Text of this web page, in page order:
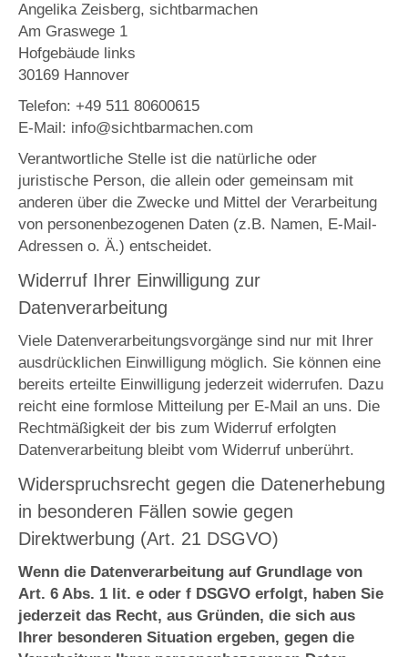
Angelika Zeisberg, sichtbarmachen
Am Graswege 1
Hofgebäude links
30169 Hannover
Telefon: +49 511 80600615
E-Mail: info@sichtbarmachen.com
Verantwortliche Stelle ist die natürliche oder
juristische Person, die allein oder gemeinsam mit
anderen über die Zwecke und Mittel der Verarbeitung
von personenbezogenen Daten (z.B. Namen, E-Mail-
Adressen o. Ä.) entscheidet.
Widerruf Ihrer Einwilligung zur
Datenverarbeitung
Viele Datenverarbeitungsvorgänge sind nur mit Ihrer
ausdrücklichen Einwilligung möglich. Sie können eine
bereits erteilte Einwilligung jederzeit widerrufen. Dazu
reicht eine formlose Mitteilung per E-Mail an uns. Die
Rechtmäßigkeit der bis zum Widerruf erfolgten
Datenverarbeitung bleibt vom Widerruf unberührt.
Widerspruchsrecht gegen die Datenerhebung
in besonderen Fällen sowie gegen
Direktwerbung (Art. 21 DSGVO)
Wenn die Datenverarbeitung auf Grundlage von
Art. 6 Abs. 1 lit. e oder f DSGVO erfolgt, haben Sie
jederzeit das Recht, aus Gründen, die sich aus
Ihrer besonderen Situation ergeben, gegen die